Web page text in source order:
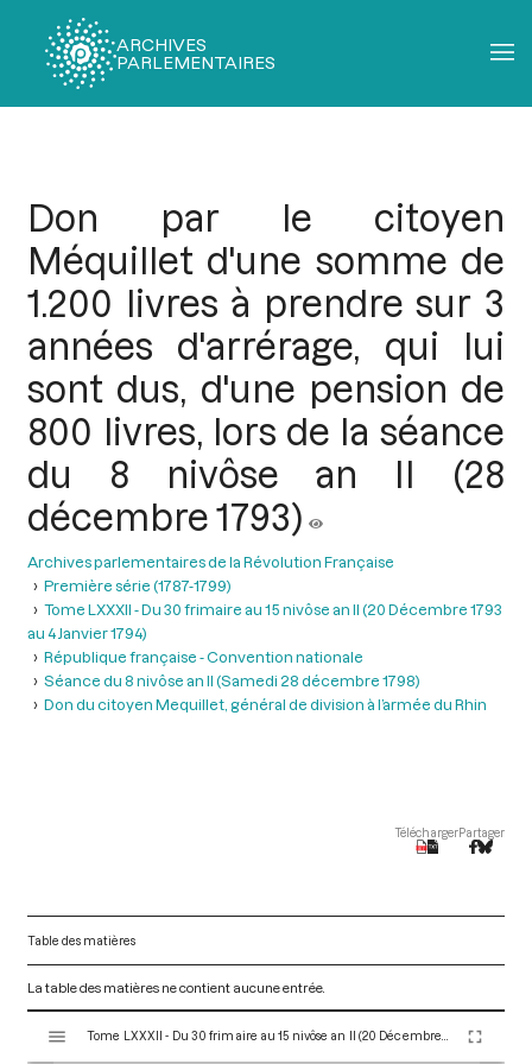
ARCHIVES
PARLEMENTAIRES
Don par le citoyen
Méquillet d'une somme de
1.200 livres à prendre sur 3
années d'arrérage, qui lui
sont dus, d'une pension de
800 livres, lors de la séance
du 8 nivôse an II (28
décembre 1793)
Archives parlementaires de la Révolution Française
Première série (1787-1799)
Tome LXXXII - Du 30 frimaire au 15 nivôse an II (20 Décembre 1793
au 4 Janvier 1794)
République française - Convention nationale
Séance du 8 nivôse an II (Samedi 28 décembre 1798)
Don du citoyen Mequillet, général de division à l’armée du Rhin
TéléchargerPartager
Table des matières
La table des matières ne contient aucune entrée.